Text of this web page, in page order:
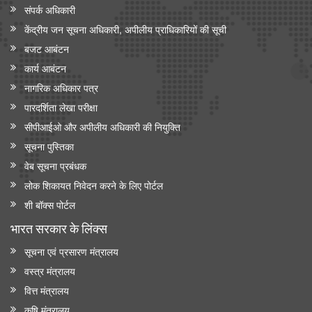
संपर्क अधिकारी
केंद्रीय जन सूचना अधिकारी, अपीलीय प्राधिकारियों की सूची
बजट आबंटन
कार्य आबंटन
नागरिक अधिकार पत्र
पारदर्शिता लेखा परीक्षा
सीपीआईओ और अपी‍लीय अधिकारी की नियुक्ति
सूचना पुस्तिका
वेब सूचना प्रबंधक
लोक शिकायत निवेदन करने के लिए पोर्टल
शी बॉक्स पोर्टल
भारत सरकार के लिंक्‍स
सूचना एवं प्रसारण मंत्रालय
वस्त्र मंत्रालय
वित्त मंत्रालय